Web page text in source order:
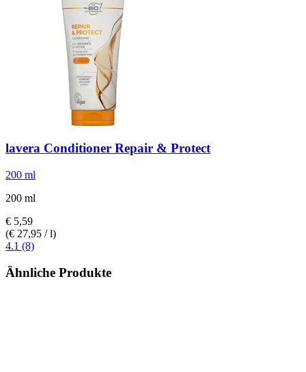
lavera Conditioner Repair & Protect
200 ml
200 ml
€ 5,59
(€ 27,95 / l)
4.1 (8)
Ähnliche Produkte